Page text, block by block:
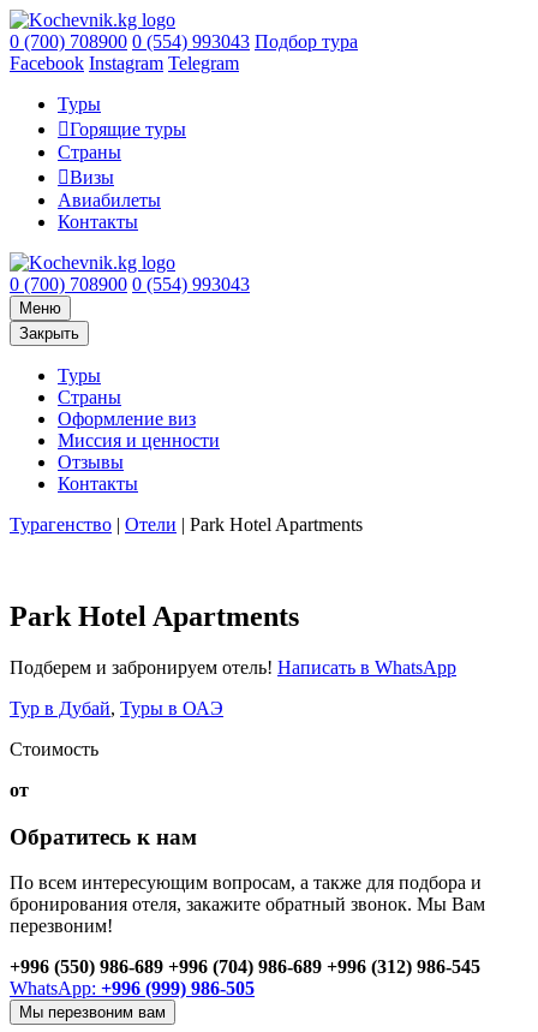
0 (700) 708900 0 (554) 993043 Подбор тура
Facebook Instagram Telegram
Туры
Горящие туры
Страны
Визы
Авиабилеты
Контакты
0 (700) 708900 0 (554) 993043
Меню
Закрыть
Туры
Страны
Оформление виз
Миссия и ценности
Отзывы
Контакты
Турагенство | Отели | Park Hotel Apartments
Park Hotel Apartments
Подберем и забронируем отель! Написать в WhatsApp
Тур в Дубай, Туры в ОАЭ
Стоимость
от
Обратитесь к нам
По всем интересующим вопросам, а также для подбора и
бронирования отеля, закажите обратный звонок. Мы Вам
перезвоним!
+996 (550) 986-689 +996 (704) 986-689 +996 (312) 986-545
WhatsApp: +996 (999) 986-505
Мы перезвоним вам